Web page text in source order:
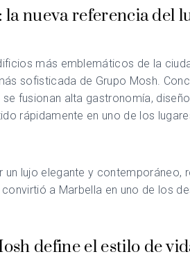
nueva referencia del
más emblemáticos de la
sofisticada de Grupo Mosh.
fusionan alta gastronomía,
rápidamente en uno de los
lujo elegante y contemporáneo,
a Marbella en uno de los
define el estilo de